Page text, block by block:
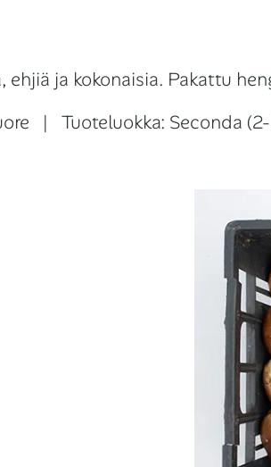
ja kokonaisia. Pakattu
| Tuoteluokka: Seconda